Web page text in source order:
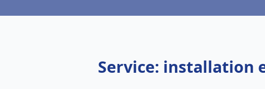
Service: installation